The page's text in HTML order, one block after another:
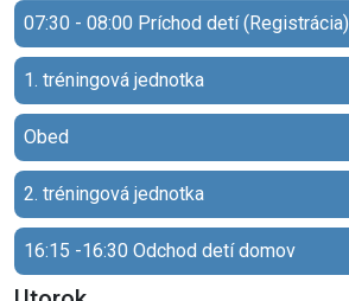
07:30 - 08:00 Príchod detí (Registrácia)
1. tréningová jednotka
Obed
2. tréningová jednotka
16:15 -16:30 Odchod detí domov